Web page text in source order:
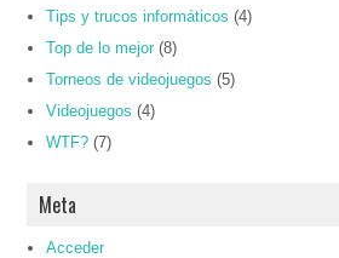
Tips y trucos informáticos (4)
Top de lo mejor (8)
Torneos de videojuegos (5)
Videojuegos (4)
WTF? (7)
Meta
Acceder